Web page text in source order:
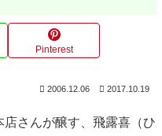
Pinterest
2006.12.06 2017.10.19
さんが醸す、飛露喜（ひ